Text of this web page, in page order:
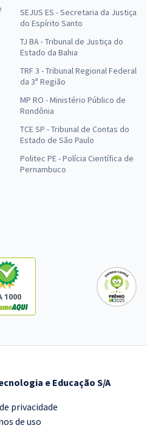
SEJUS ES - Secretaria da Justiça
do Espírito Santo
TJ BA - Tribunal de Justiça do
Estado da Bahia
TRF 3 - Tribunal Regional Federal
da 3ª Região
MP RO - Ministério Público de
Rondônia
TCE SP - Tribunal de Contas do
Estado de São Paulo
Politec PE - Polícia Científica de
Pernambuco
1000
e Educação S/A
privacidade
de uso